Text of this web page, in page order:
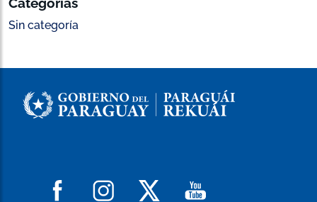
Categorías
Sin categoría